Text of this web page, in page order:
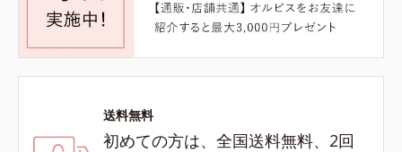
送料無料
初めての方は、全国送料無料、2回